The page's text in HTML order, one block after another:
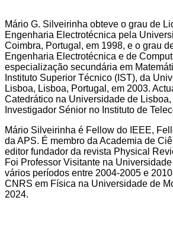
Mário G. Silveirinha obteve o grau de
Engenharia Electrotécnica pela
Coimbra, Portugal, em 1998, e o grau
Engenharia Electrotécnica e de
especialização secundária em
Instituto Superior Técnico (IST), da
Lisboa, Lisboa, Portugal, em 2003.
Catedrático na Universidade de
Investigador Sénior no Instituto de
Mário Silveirinha é Fellow do IEEE,
da APS. É membro da Academia de
editor fundador da revista Physical
Foi Professor Visitante na
vários períodos entre 2004-2005 e
CNRS em Física na Universidade de
2024.